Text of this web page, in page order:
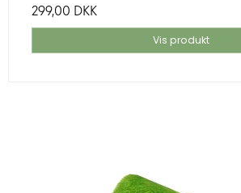
299,00 DKK
Vis produkt